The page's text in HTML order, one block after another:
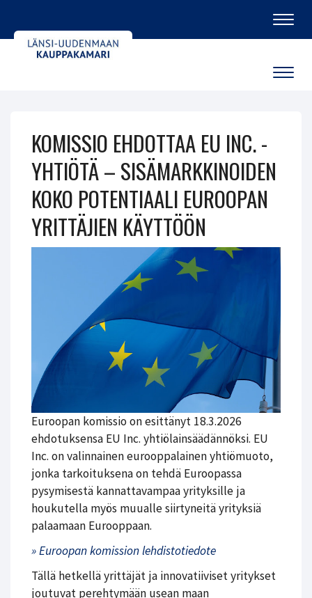
KOMISSIO EHDOTTAA EU INC. -
YHTIÖTÄ – SISÄMARKKINOIDEN
KOKO POTENTIAALI EUROOPAN
YRITTÄJIEN KÄYTTÖÖN
Euroopan komissio on esittänyt 18.3.2026
ehdotuksensa EU Inc. yhtiölainsäädännöksi. EU
Inc. on valinnainen eurooppalainen yhtiömuoto,
jonka tarkoituksena on tehdä Euroopassa
pysymisestä kannattavampaa yrityksille ja
houkutella myös muualle siirtyneitä yrityksiä
palaamaan Eurooppaan.
» Euroopan komission lehdistotiedote
Tällä hetkellä yrittäjät ja innovatiiviset yritykset
joutuvat perehtymään usean maan